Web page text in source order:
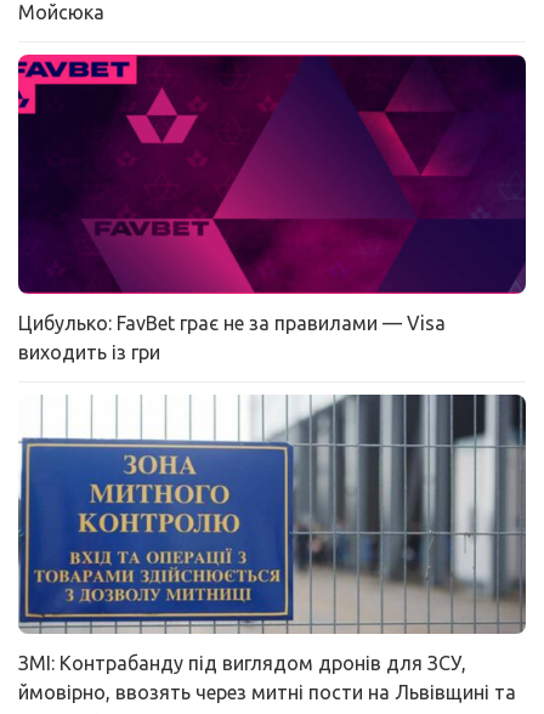
Мойсюка
Цибулько: FavBet грає не за правилами — Visa
виходить із гри
ЗМІ: Контрабанду під виглядом дронів для ЗСУ,
ймовірно, ввозять через митні пости на Львівщині та